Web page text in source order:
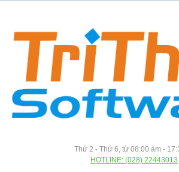
Thứ 2 - Thứ 6, từ 08:00 am -
HOTLINE: (028) 22443013